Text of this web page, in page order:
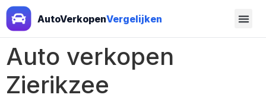
AutoVerkopenVergelijken
Auto verkopen
Zierikzee